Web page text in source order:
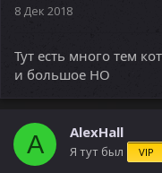
8 Дек 2018
Тут есть много тем
и большое НО
A AlexHall
Я тут был VIP